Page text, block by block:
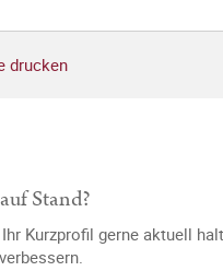
drucken
Stand?
Kurzprofil gerne aktuell